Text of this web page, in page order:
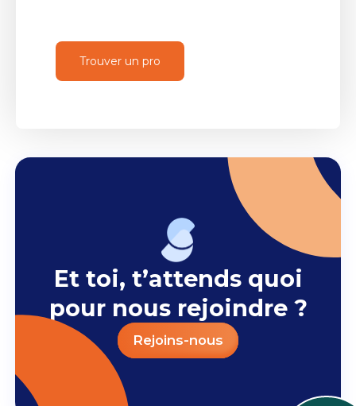
Trouver un pro
Et toi, t’attends quoi
pour nous rejoindre ?
Rejoins-nous